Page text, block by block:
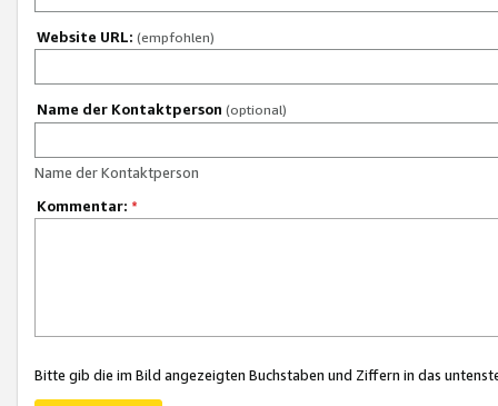
Website URL: (empfohlen)
Name der Kontaktperson (optional)
Name der Kontaktperson
Kommentar: *
Bitte gib die im Bild angezeigten Buchstaben und Ziffern in das